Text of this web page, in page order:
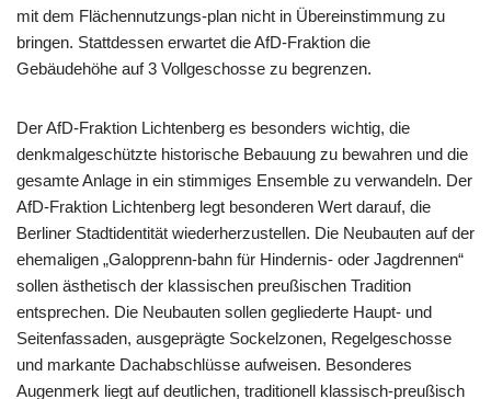
mit dem Flächennutzungs-plan nicht in Übereinstimmung zu
bringen. Stattdessen erwartet die AfD-Fraktion die
Gebäudehöhe auf 3 Vollgeschosse zu begrenzen.
Der AfD-Fraktion Lichtenberg es besonders wichtig, die
denkmalgeschützte historische Bebauung zu bewahren und die
gesamte Anlage in ein stimmiges Ensemble zu verwandeln. Der
AfD-Fraktion Lichtenberg legt besonderen Wert darauf, die
Berliner Stadtidentität wiederherzustellen. Die Neubauten auf der
ehemaligen „Galopprenn-bahn für Hindernis- oder Jagdrennen“
sollen ästhetisch der klassischen preußischen Tradition
entsprechen. Die Neubauten sollen gegliederte Haupt- und
Seitenfassaden, ausgeprägte Sockelzonen, Regelgeschosse
und markante Dachabschlüsse aufweisen. Besonderes
Augenmerk liegt auf deutlichen, traditionell klassisch-preußisch